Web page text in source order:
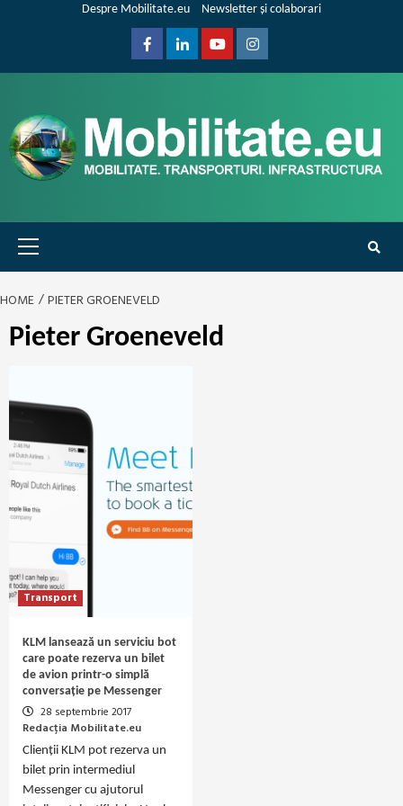
Despre Mobilitate.eu Newsletter și colaborari
FacebookLinkedinYoutubeInstagram
Primary
Menu
HOME PIETER GROENEVELD
Pieter Groeneveld
Transport
KLM lansează un serviciu bot
care poate rezerva un bilet
de avion printr-o simplă
conversație pe Messenger
28 septembrie 2017
Redacția Mobilitate.eu
Clienții KLM pot rezerva un
bilet prin intermediul
Messenger cu ajutorul